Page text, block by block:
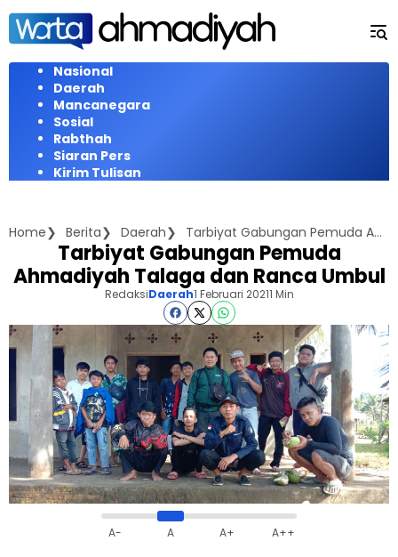
Langsung
konten
Nasional
Daerah
Mancanegara
Sosial
Rabthah
Siaran Pers
Kirim Tulisan
Home Berita Daerah Tarbiyat Gabungan Pemuda Ahmadiyah Talaga dan Ranca Umbul
Tarbiyat Gabungan Pemuda
Ahmadiyah Talaga dan Ranca Umbul
RedaksiDaerah1 Februari 20211 Min
A- A A+ A++